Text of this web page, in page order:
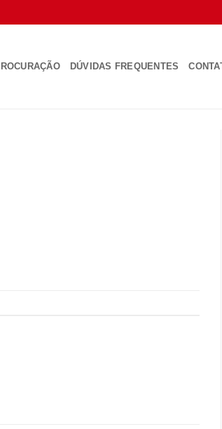
DÚVIDAS FREQUENTES